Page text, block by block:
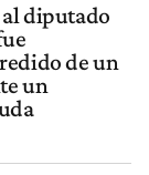
al diputado
de un
un